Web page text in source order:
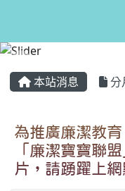
本站消息 分
為推廣廉潔教
「廉潔寶寶聯
片，請踴躍上